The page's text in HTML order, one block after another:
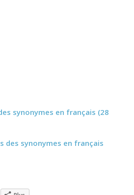
synonymes en français (28
des synonymes en français